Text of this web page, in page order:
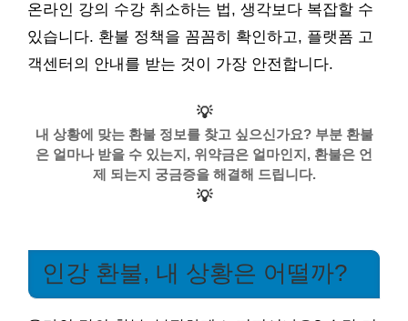
온라인 강의 수강 취소하는 법, 생각보다 복잡할 수
있습니다. 환불 정책을 꼼꼼히 확인하고, 플랫폼 고
객센터의 안내를 받는 것이 가장 안전합니다.
💡
내 상황에 맞는 환불 정보를 찾고 싶으신가요? 부분 환불
은 얼마나 받을 수 있는지, 위약금은 얼마인지, 환불은 언
제 되는지 궁금증을 해결해 드립니다.
💡
인강 환불, 내 상황은 어떨까?